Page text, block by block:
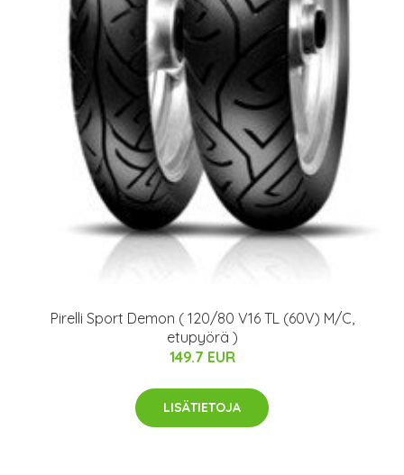
Pirelli Sport Demon ( 120/80 V16 TL (60V) M/C,
etupyörä )
149.7 EUR
LISÄTIETOJA